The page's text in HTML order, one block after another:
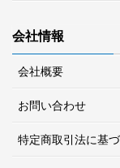
会社情報
会社概要
お問い合わせ
特定商取引法に基